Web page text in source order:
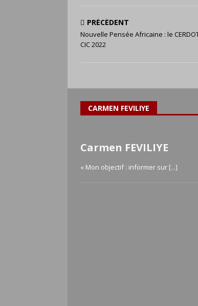
PRÉCÉDENT
Nouvelle Pensée Africaine : le
CIC 2022
CARMEN FEVILIYE
Carmen FEVILIYE
« Mon objectif : informer sur [...]